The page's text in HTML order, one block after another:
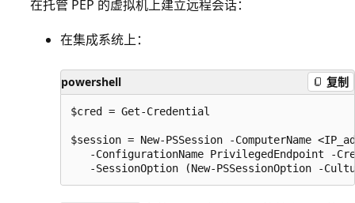
在托管 PEP 的虚拟机上建立远程会话：
在集成系统上：
powershell 复制
$cred = Get-Credential
$session = New-PSSession -ComputerName
-ConfigurationName PrivilegedEndpoint -